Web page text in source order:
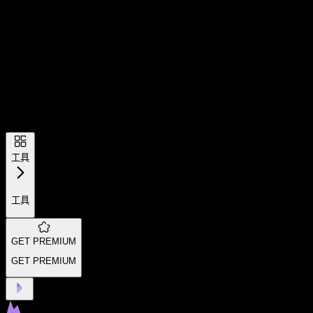
工具
工具
GET PREMIUM
GET PREMIUM